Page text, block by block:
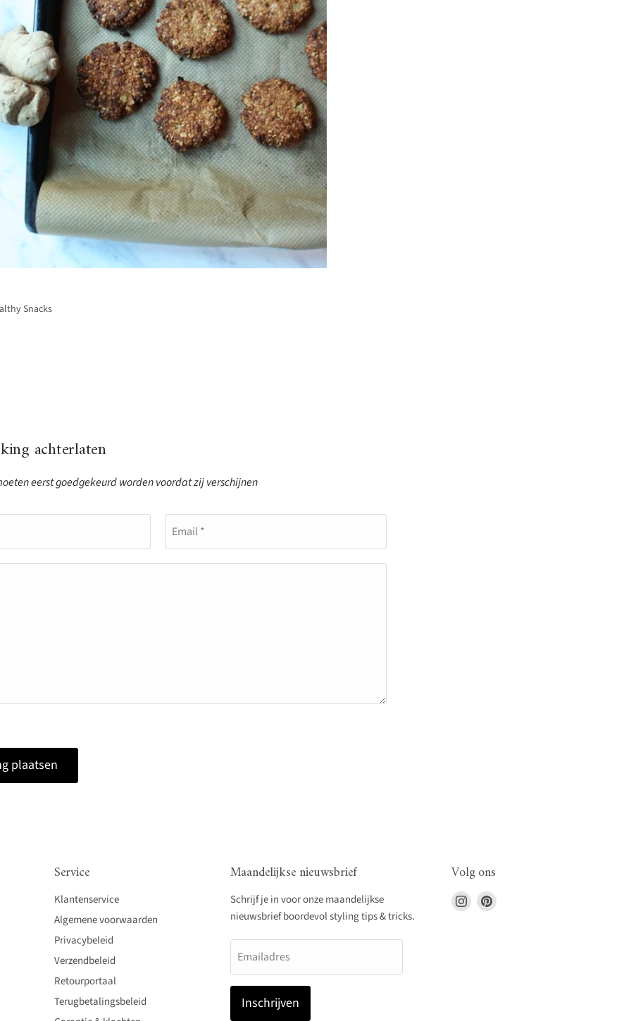
Snacks
achterlaten
eerst goedgekeurd worden voordat zij verschijnen
Email *
plaatsen
Service
Klantenservice
Algemene voorwaarden
Privacybeleid
Verzendbeleid
Retourportaal
Terugbetalingsbeleid
Maandelijkse nieuwsbrief
Schrijf je in voor onze maandelijkse
nieuwsbrief boordevol styling tips & tricks.
Emailadres
Inschrijven
Volg ons
Vind
ons
Vind